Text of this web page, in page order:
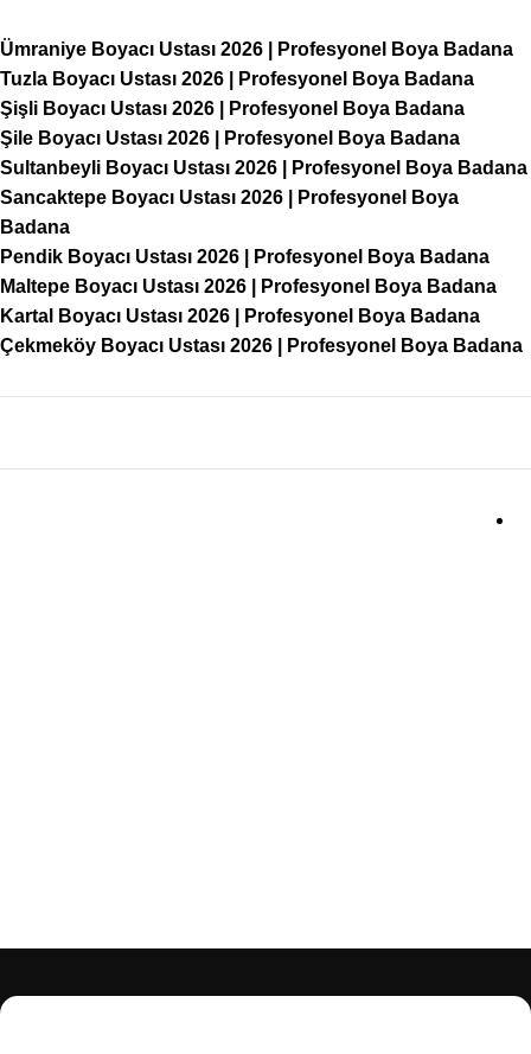
Ümraniye Boyacı Ustası 2026 | Profesyonel Boya Badana
Tuzla Boyacı Ustası 2026 | Profesyonel Boya Badana
Şişli Boyacı Ustası 2026 | Profesyonel Boya Badana
Şile Boyacı Ustası 2026 | Profesyonel Boya Badana
Sultanbeyli Boyacı Ustası 2026 | Profesyonel Boya Badana
Sancaktepe Boyacı Ustası 2026 | Profesyonel Boya
Badana
Pendik Boyacı Ustası 2026 | Profesyonel Boya Badana
Maltepe Boyacı Ustası 2026 | Profesyonel Boya Badana
Kartal Boyacı Ustası 2026 | Profesyonel Boya Badana
Çekmeköy Boyacı Ustası 2026 | Profesyonel Boya Badana